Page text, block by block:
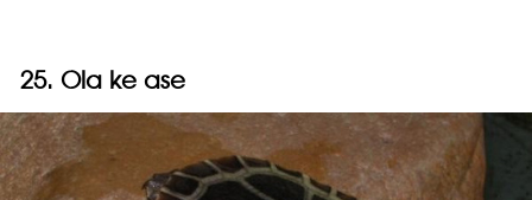
25. Ola ke ase